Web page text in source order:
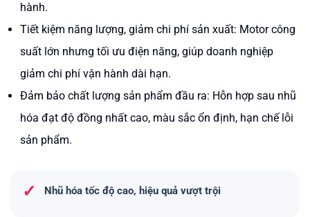
hành.
Tiết kiệm năng lượng, giảm chi phí sản xuất: Motor công
suất lớn nhưng tối ưu điện năng, giúp doanh nghiệp
giảm chi phí vận hành dài hạn.
Đảm bảo chất lượng sản phẩm đầu ra: Hỗn hợp sau nhũ
hóa đạt độ đồng nhất cao, màu sắc ổn định, hạn chế lỗi
sản phẩm.
✓ Nhũ hóa tốc độ cao, hiệu quả vượt trội